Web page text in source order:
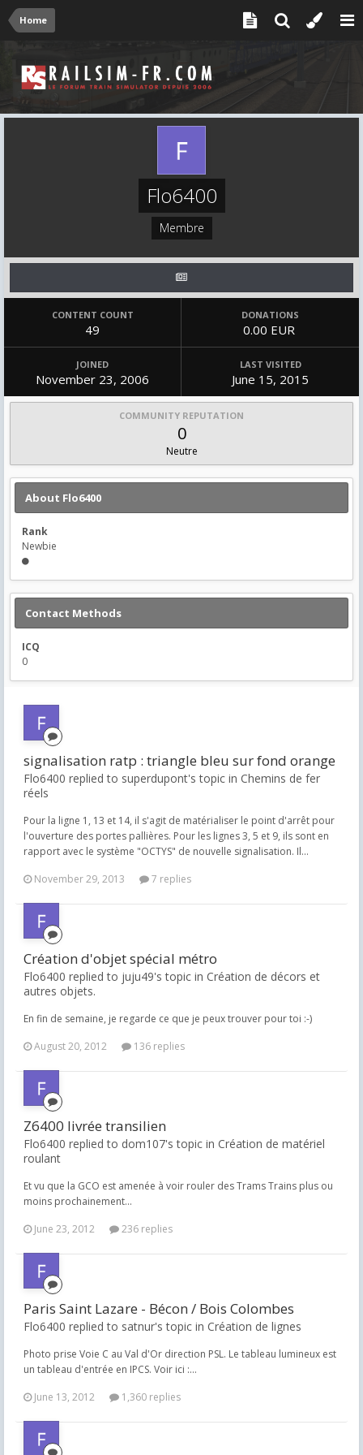
Home
Flo6400
Membre
CONTENT COUNT
49
DONATIONS
0.00 EUR
JOINED
November 23, 2006
LAST VISITED
June 15, 2015
COMMUNITY REPUTATION
0
Neutre
About Flo6400
Rank
Newbie
Contact Methods
ICQ
0
signalisation ratp : triangle bleu sur fond orange
Flo6400 replied to superdupont's topic in Chemins de fer
réels
Pour la ligne 1, 13 et 14, il s'agit de matérialiser le point d'arrêt pour
l'ouverture des portes pallières. Pour les lignes 3, 5 et 9, ils sont en
rapport avec le système "OCTYS" de nouvelle signalisation. Il...
November 29, 2013
7 replies
Création d'objet spécial métro
Flo6400 replied to juju49's topic in Création de décors et
autres objets.
En fin de semaine, je regarde ce que je peux trouver pour toi :-)
August 20, 2012
136 replies
Z6400 livrée transilien
Flo6400 replied to dom107's topic in Création de matériel
roulant
Et vu que la GCO est amenée à voir rouler des Trams Trains plus ou
moins prochainement...
June 23, 2012
236 replies
Paris Saint Lazare - Bécon / Bois Colombes
Flo6400 replied to satnur's topic in Création de lignes
Photo prise Voie C au Val d'Or direction PSL. Le tableau lumineux est
un tableau d'entrée en IPCS. Voir ici :...
June 13, 2012
1,360 replies